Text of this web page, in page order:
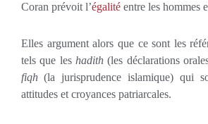
Coran prévoit l’égalité entre les hommes
Elles argument alors que ce sont les
tels que les hadith (les déclarations
fiqh (la jurisprudence islamique) qui
attitudes et croyances patriarcales.